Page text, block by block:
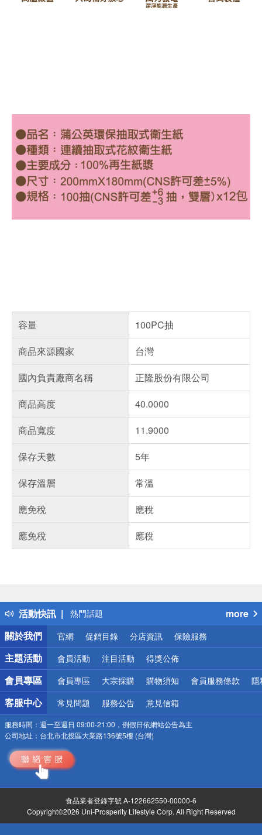
容量
100PC抽
商品來源國家
台灣
國內負責廠商名稱
正隆股份有限公司
商品高度
40.0000
商品寬度
11.9000
保存天數
5年
保存溫層
常溫
應免稅
應稅
應免稅
應稅
活動快訊
得獎公告
熱門話題
銀行優惠
偏遠地區配送
詐騙網頁！請小心！
more
關於我們
官網 促銷目錄 分店資訊 保險服務
主題活動 會員活動 注目活動 得獎公佈
會員專區 會員專區 大宗採購 購物須知 會員服務條款 隱
客服中心 常見問題 服務公告 意見信箱
服務時間： 週一至週日 09:00-21:00，例假日依網站公告為主
公司地址： 台北市北投區大業路136號5樓 (台灣)
食品業者登錄字號 A-122662550-00000-6
Copyright©2026 Uni-Prosperity Lifestyle Corp. All Right Reserved